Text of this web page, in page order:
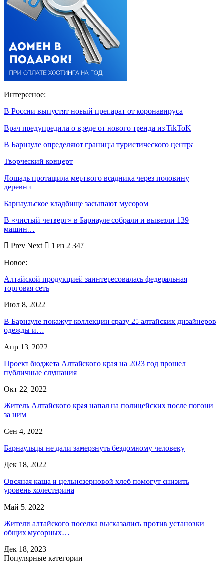
Интересное:
В России выпустят новый препарат от коронавируса
Врач предупредила о вреде от нового тренда из TikToK
В Барнауле определяют границы туристического центра
Творческий концерт
Лошадь протащила мертвого всадника через половину
деревни
Барнаульское кладбище засыпают мусором
В «чистый четверг» в Барнауле собрали и вывезли 139
машин…
Prev Next
1 из 2 347
Новое:
Алтайской продукцией заинтересовалась федеральная
торговая сеть
Июл 8, 2022
В Барнауле покажут коллекции сразу 25 алтайских дизайнеров
одежды и…
Апр 13, 2022
Проект бюджета Алтайского края на 2023 год прошел
публичные слушания
Окт 22, 2022
Житель Алтайского края напал на полицейских после погони
за ним
Сен 4, 2022
Барнаульцы не дали замерзнуть бездомному человеку
Дек 18, 2022
Овсяная каша и цельнозерновой хлеб помогут снизить
уровень холестерина
Май 5, 2022
Жители алтайского поселка высказались против установки
общих мусорных…
Дек 18, 2023
Популярные категории